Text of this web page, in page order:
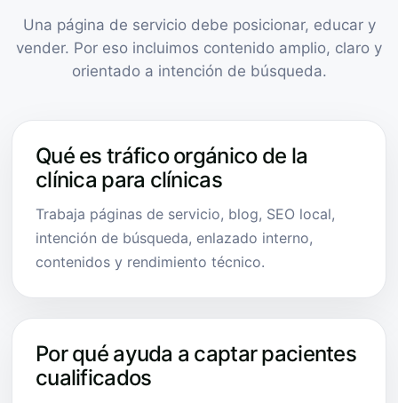
Una página de servicio debe posicionar, educar y
vender. Por eso incluimos contenido amplio, claro y
orientado a intención de búsqueda.
Qué es tráfico orgánico de la
clínica para clínicas
Trabaja páginas de servicio, blog, SEO local,
intención de búsqueda, enlazado interno,
contenidos y rendimiento técnico.
Por qué ayuda a captar pacientes
cualificados